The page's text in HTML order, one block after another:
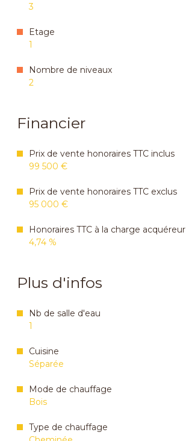
3
Etage
1
Nombre de niveaux
2
Financier
Prix de vente honoraires TTC inclus
99 500 €
Prix de vente honoraires TTC exclus
95 000 €
Honoraires TTC à la charge acquéreur
4,74 %
Plus d'infos
Nb de salle d'eau
1
Cuisine
Séparée
Mode de chauffage
Bois
Type de chauffage